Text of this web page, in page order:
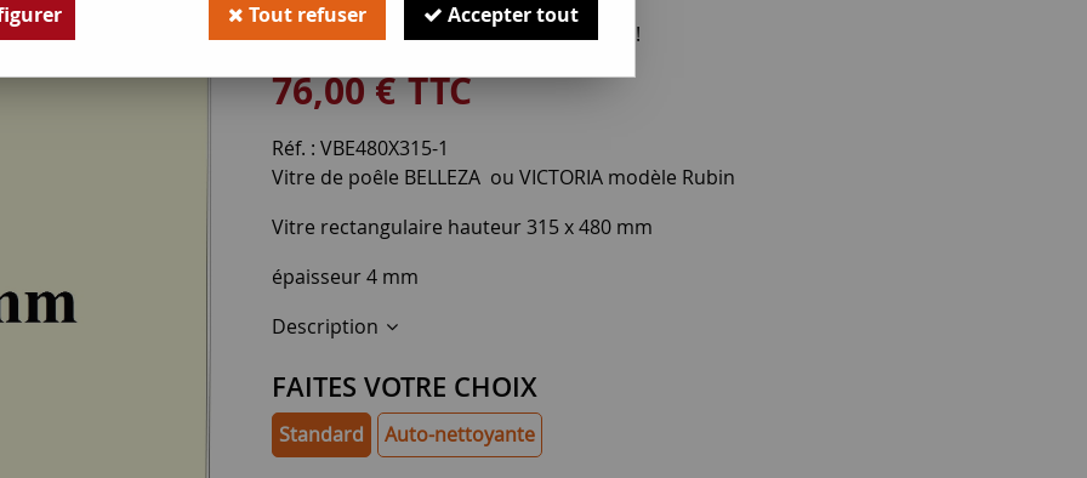
Soyez le premier à donner votre avis !
76,00€TTC
Réf. : VBE480X315-1
Vitre de poêle BELLEZA ou VICTORIA modèle Rubin
Vitre rectangulaire hauteur 315 x 480 mm
épaisseur 4 mm
Description
FAITES VOTRE CHOIX
Standard Auto-nettoyante
Tout refuser Accepter tout